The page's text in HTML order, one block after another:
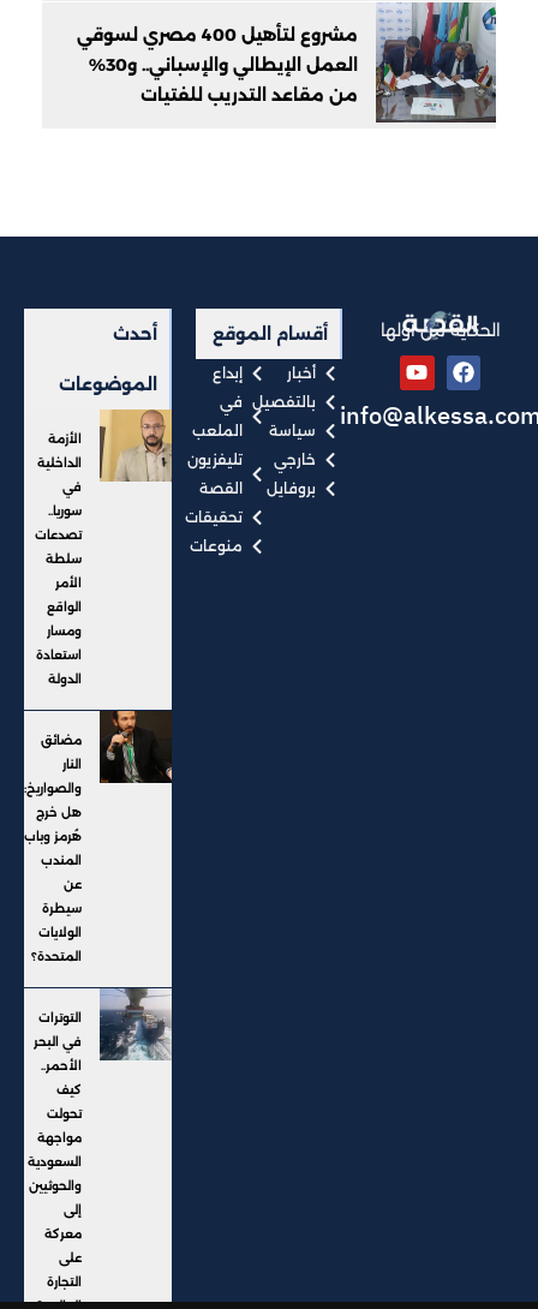
مشروع لتأهيل 400 مصري لسوقي
العمل الإيطالي والإسباني.. و30%
من مقاعد التدريب للفتيات
الحكاية من أولها أقسام الموقع
أخبار
بالتفصيل
سياسة
خارجي
بروفايل
إبداع
في
الملعب
تليفزيون
القصة
تحقيقات
منوعات
أحدث
الموضوعات
الأزمة
الداخلية
في
سوريا..
تصدعات
سلطة
الأمر
الواقع
ومسار
استعادة
الدولة
مضائق
النار
والصواريخ:
هل خرج
هُرمز وباب
المندب
عن
سيطرة
الولايات
المتحدة؟
التوترات
في البحر
الأحمر..
كيف
تحولت
مواجهة
السعودية
والحوثيين
إلى
معركة
على
التجارة